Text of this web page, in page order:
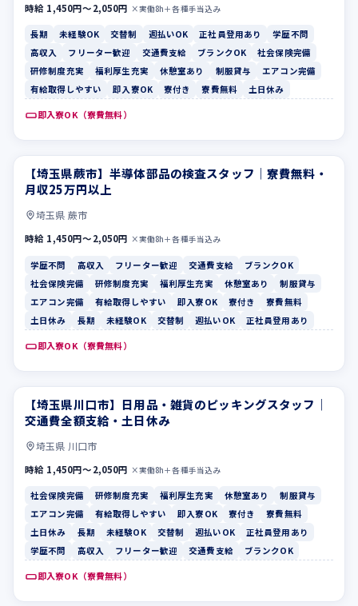
時給 1,450円〜2,050円 ×実働8h＋各種手当込み
長期 未経験OK 交替制 週払いOK 正社員登用あり
学歴不問
高収入
フリーター歓迎 交通費支給 ブランクOK
社会保険完備
研修制度充実
福利厚生充実 休憩室あり 制服貸与
エアコン完備
有給取得しやすい
即入寮OK 寮付き 寮費無料 土日休み
即入寮OK（寮費無料）
学歴不問 高収入
【埼玉県蕨市】半導体部品の検査スタッフ｜寮費無料・
月収25万円以上
埼玉県 蕨市
時給 1,450円〜2,050円 ×実働8h＋各種手当込み
学歴不問 高収入 フリーター歓迎 交通費支給
ブランクOK
社会保険完備
研修制度充実 福利厚生充実 休憩室あり
制服貸与
エアコン完備
有給取得しやすい 即入寮OK 寮付き
寮費無料
土日休み
長期 未経験OK 交替制 週払いOK 正社員登用あり
即入寮OK（寮費無料）
社会保険完備 研修制度充実
【埼玉県川口市】日用品・雑貨のピッキングスタッフ｜
交通費全額支給・土日休み
埼玉県 川口市
時給 1,450円〜2,050円 ×実働8h＋各種手当込み
社会保険完備 研修制度充実 福利厚生充実 休憩室あり
制服貸与
エアコン完備
有給取得しやすい 即入寮OK 寮付き
寮費無料
土日休み
長期 未経験OK 交替制 週払いOK
正社員登用あり
学歴不問
高収入 フリーター歓迎 交通費支給 ブランクOK
即入寮OK（寮費無料）